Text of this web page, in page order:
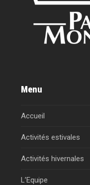
Menu
Accueil
Activités estivales
Activités hivernales
L’Equipe